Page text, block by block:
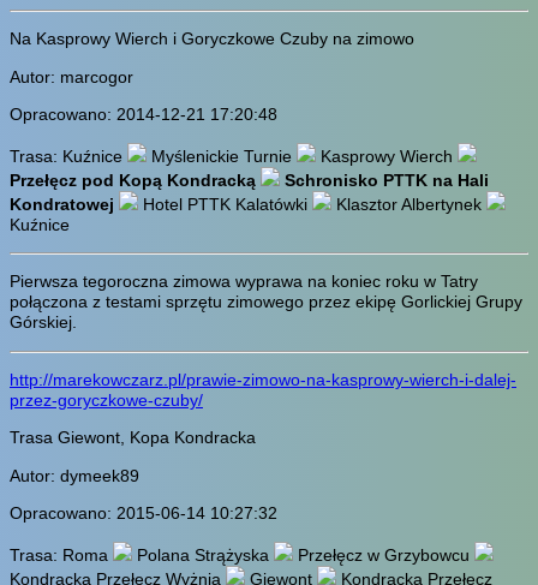
Na Kasprowy Wierch i Goryczkowe Czuby na zimowo
Autor: marcogor
Opracowano: 2014-12-21 17:20:48
Trasa: Kuźnice Myślenickie Turnie
Kasprowy Wierch
Przełęcz pod Kopą Kondracką
Schronisko PTTK na Hali
Kondratowej
Hotel PTTK Kalatówki
Klasztor Albertynek
Kuźnice
Pierwsza tegoroczna zimowa wyprawa na koniec roku w Tatry
połączona z testami sprzętu zimowego przez ekipę Gorlickiej Grupy
Górskiej.
http://marekowczarz.pl/prawie-zimowo-na-kasprowy-wierch-i-dalej-
przez-goryczkowe-czuby/
Trasa Giewont, Kopa Kondracka
Autor: dymeek89
Opracowano: 2015-06-14 10:27:32
Trasa: Roma Polana Strążyska
Przełęcz w Grzybowcu
Kondracka Przełęcz Wyżnia
Giewont Kondracka Przełęcz